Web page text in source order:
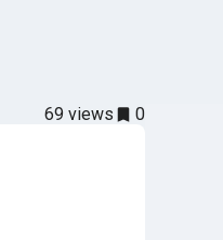
69 views 0